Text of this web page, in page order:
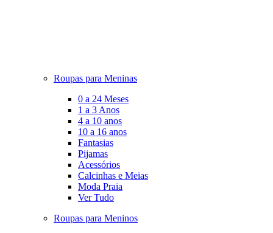
Roupas para Meninas
0 a 24 Meses
1 a 3 Anos
4 a 10 anos
10 a 16 anos
Fantasias
Pijamas
Acessórios
Calcinhas e Meias
Moda Praia
Ver Tudo
Roupas para Meninos